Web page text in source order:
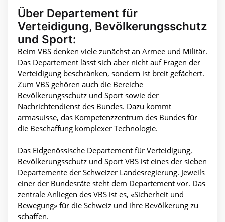
Über Departement für
Verteidigung, Bevölkerungsschutz
und Sport:
Beim VBS denken viele zunächst an Armee und Militär.
Das Departement lässt sich aber nicht auf Fragen der
Verteidigung beschränken, sondern ist breit gefächert.
Zum VBS gehören auch die Bereiche
Bevölkerungsschutz und Sport sowie der
Nachrichtendienst des Bundes. Dazu kommt
armasuisse, das Kompetenzzentrum des Bundes für
die Beschaffung komplexer Technologie.
Das Eidgenössische Departement für Verteidigung,
Bevölkerungsschutz und Sport VBS ist eines der sieben
Departemente der Schweizer Landesregierung. Jeweils
einer der Bundesräte steht dem Departement vor. Das
zentrale Anliegen des VBS ist es, «Sicherheit und
Bewegung» für die Schweiz und ihre Bevölkerung zu
schaffen.